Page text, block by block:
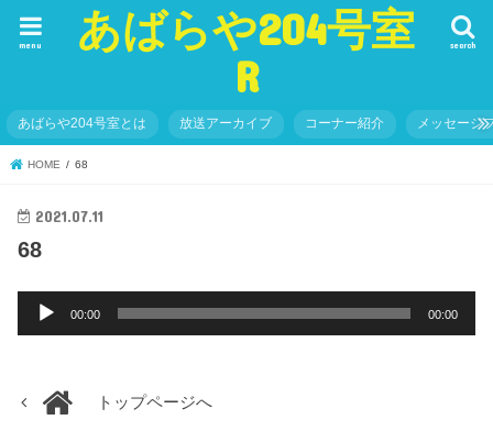
あばらや204号室
R
search
menu
あばらや204号室とは 放送アーカイブ コーナー紹介 メッセージ
HOME 68
2021.07.11
68
ー
00:00 00:00
トップページへ